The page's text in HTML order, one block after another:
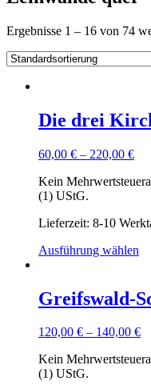
Ergebnisse 1 – 16 von 74
Die drei
60,00 € – 220,00 €
Kein
(1) UStG.
Lieferzeit: 8-10
Ausführung wählen
Greifswald-
120,00 € – 140,00 €
Kein
(1) UStG.